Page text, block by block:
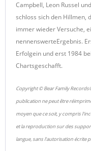
Campbell, Leon Russel
schloss sich den Hillmen,
immer wieder Versuche,
nennenswerteErgebnis.
Erfolgein und erst 1984
Chartsgeschafft.
Copyright © Bear Family
publication ne peut être
moyen que ce soit, y compris
et la reproduction sur des
langue, sans l'autorisation écrite